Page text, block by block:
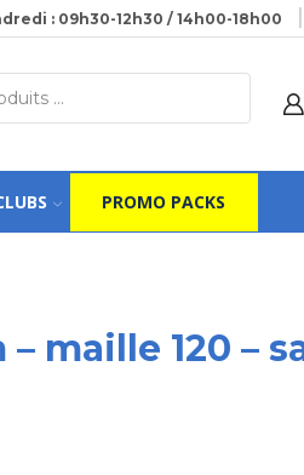
: 09h30-12h30 / 14h00-18h00
PROMO PACKS
maille 120 –